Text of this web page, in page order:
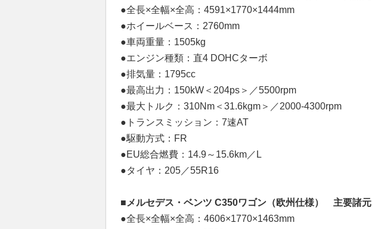
●全長×全幅×全高：4591×1770×1444mm
●ホイールベース：2760mm
●車両重量：1505kg
●エンジン種類：直4 DOHCターボ
●排気量：1795cc
●最高出力：150kW＜204ps＞／5500rpm
●最大トルク：310Nm＜31.6kgm＞／2000-4300rpm
●トランスミッション：7速AT
●駆動方式：FR
●EU総合燃費：14.9～15.6km／L
●タイヤ：205／55R16
■メルセデス・ベンツ C350ワゴン（欧州仕様） 主要諸元
●全長×全幅×全高：4606×1770×1463mm